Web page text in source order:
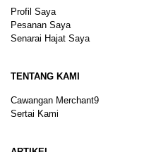
Profil Saya
Pesanan Saya
Senarai Hajat Saya
TENTANG KAMI
Cawangan Merchant9
Sertai Kami